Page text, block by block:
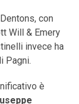
con
Will & Emery
invece ha
Pagni.
è